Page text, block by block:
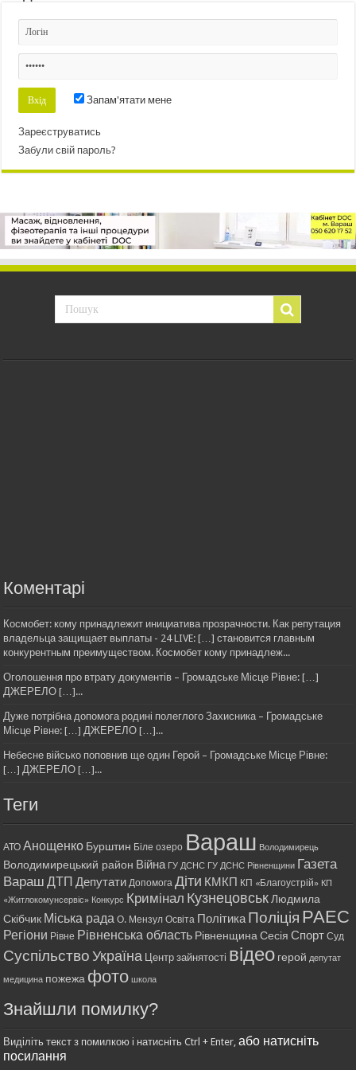
Запам'ятати мене
Зареєструватись
Забули свій пароль?
Коментарі
Космобет: кому принадлежит инициатива прозрачности. Как репутация
владельца защищает выплаты - 24 LIVE: […] становится главным
конкурентным преимуществом. Космобет кому принадлеж...
Оголошення про втрату документів – Громадське Місце Рівне: […]
ДЖЕРЕЛО […]...
Дуже потрібна допомога родині полеглого Захисника – Громадське
Місце Рівне: […] ДЖЕРЕЛО […]...
Небесне військо поповнив ще один Герой – Громадське Місце Рівне:
[…] ДЖЕРЕЛО […]...
Теги
АТО Анощенко Бурштин Біле озеро Вараш Володимирець
Володимирецький район Війна ГУ ДСНС ГУ ДСНС Рівненщини Газета
Вараш ДТП Депутати Допомога Діти КМКП КП «Благоустрій» КП
«Житлокомунсервіс» Конкурс Кримінал Кузнецовськ Людмила
Скібчик Міська рада О. Мензул Освіта ПолітикаПоліція РАЕС
Регіони Рівне Рівненська область Рівненщина Сесія Спорт Суд
Суспільство Україна Центр зайнятості відео герой депутат
медицина пожежа фото школа
Знайшли помилку?
Виділіть текст з помилкою і натисніть Ctrl + Enter,або натисніть
посилання